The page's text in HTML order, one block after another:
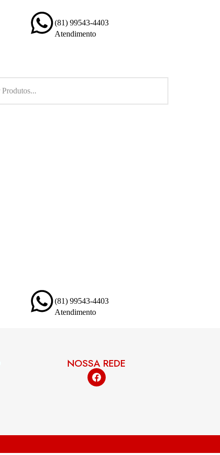
(81) 99543-4403
Atendimento
(81) 99543-4403
Atendimento
NOSSA REDE